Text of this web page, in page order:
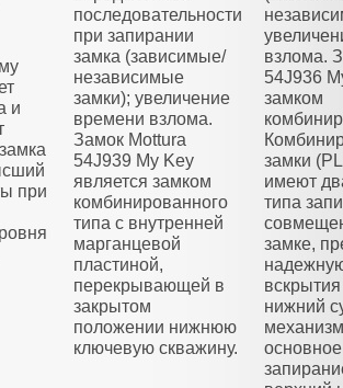
и
при
последовательности
при запирании
замка (зависимые/
независимые
замки); увеличение
времени взлома.
Замок Mottura
54J939 My Key
является замком
комбинированного
типа с внутренней
марганцевой
пластиной,
перекрывающей в
закрытом
положении нижнюю
ключевую скважину.
взлома.
54J936
замком
замки
имеют
типа
замке,
нижний